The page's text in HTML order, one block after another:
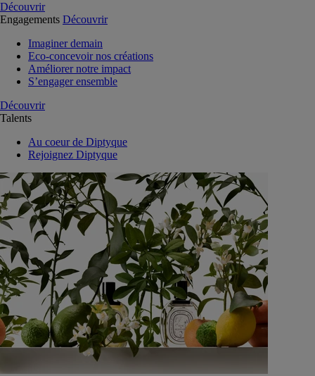
Découvrir
Engagements Découvrir
Imaginer demain
Eco-concevoir nos créations
Améliorer notre impact
S’engager ensemble
Découvrir
Talents
Au coeur de Diptyque
Rejoignez Diptyque